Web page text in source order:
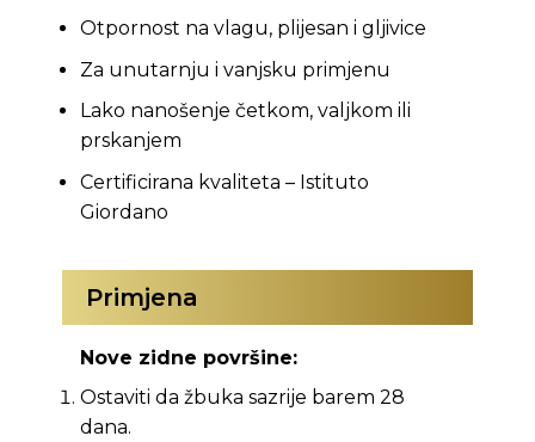
Otpornost na vlagu, plijesan i gljivice
Za unutarnju i vanjsku primjenu
Lako nanošenje četkom, valjkom ili
prskanjem
Certificirana kvaliteta – Istituto
Giordano
Primjena
Nove zidne površine:
Ostaviti da žbuka sazrije barem 28
dana.